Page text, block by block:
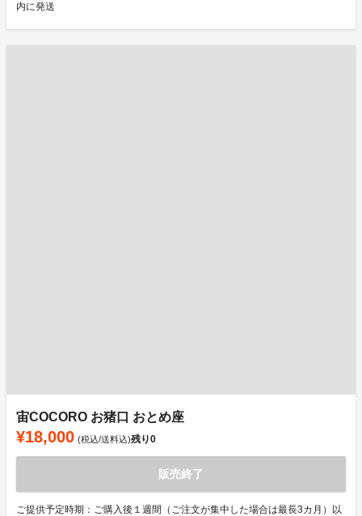
内に発送
宙COCORO お猪口 おとめ座
¥18,000 (税込/送料込)残り0
販売終了
ご提供予定時期：ご購入後１週間（ご注文が集中した場合は最長3カ月）以